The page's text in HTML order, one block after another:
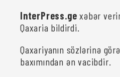
InterPress.ge xəbər
Qaxaria bildirdi.
Qaxariyanın sözlərinə
baxımından ən vacibdir.